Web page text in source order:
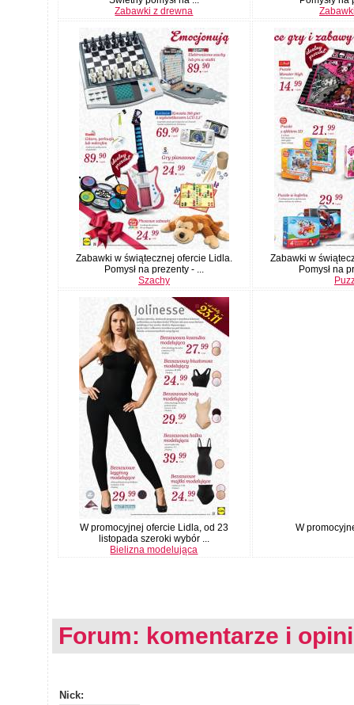
Zabawki z drewna
Zabawki w świątecznej ofercie Lidla.
Pomysł na prezenty - ...
Szachy
Zabawki w
Pomysł na
W promocyjnej ofercie Lidla, od 23
listopada szeroki wybór ...
Bielizna modelująca
W
Forum: komentarze i
Nick: